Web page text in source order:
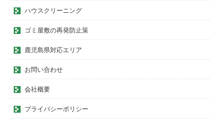
ハウスクリーニング
ゴミ屋敷の再発防止策
鹿児島県対応エリア
お問い合わせ
会社概要
プライバシーポリシー